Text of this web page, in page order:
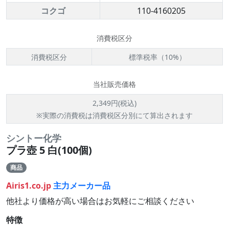
コクゴ
110-4160205
消費税区分
消費税区分
標準税率（10%）
当社販売価格
2,349円(税込)
※実際の消費税は消費税区分別にて算出されます
シントー化学
プラ壺 5 白(100個)
商品
Airis1.co.jp主力メーカー品
他社より価格が高い場合はお気軽にご相談ください
特徴